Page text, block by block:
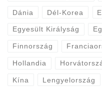
Dánia Dél-Korea
Egyesült Királyság
Finnország
Hollandia
Kína Lengyelország